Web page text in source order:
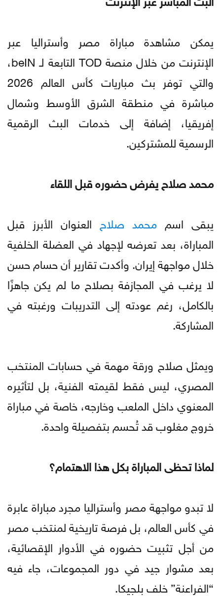
يمكن مشاهدة مباراة مصر وأستراليا عبر
الإنترنت من خلال منصة TOD التابعة لـ beIN،
والتي توفر بث مباريات كأس العالم 2026
مباشرة في منطقة الشرق الأوسط وشمال
إفريقيا، إضافة إلى خدمات البث الرقمية
الرسمية للمشتركين.
محمد صلاح يفرض حضوره قبل اللقاء
يبقى اسم محمد صلاح العنوان الأبرز قبل
المباراة، بعد تعرضه لإجهاد في العضلة الخلفية
خلال مواجهة إيران. وأكدت تقارير أن حسام حسن
لا يرغب في المجازفة بصلاح ما لم يكن جاهزًا
بالكامل، رغم عودته إلى التدريبات ورغبته في
المشاركة.
ويمثل صلاح ورقة مهمة في حسابات المنتخب
المصري، ليس فقط لقيمته الفنية، بل لتأثيره
المعنوي داخل الملعب وخارجه، خاصة في مباراة
خروج مغلوب قد تُحسم بتفصيلة واحدة.
لماذا تحظى المباراة بكل هذا الاهتمام؟
لا تبدو مواجهة مصر وأستراليا مجرد مباراة عابرة
في كأس العالم، بل فرصة تاريخية لمنتخب مصر
من أجل تثبيت حضوره في الأدوار الإقصائية،
بعد مشوار جيد في دور المجموعات، جاء فيه
“الفراعنة” خلف بلجيكا.